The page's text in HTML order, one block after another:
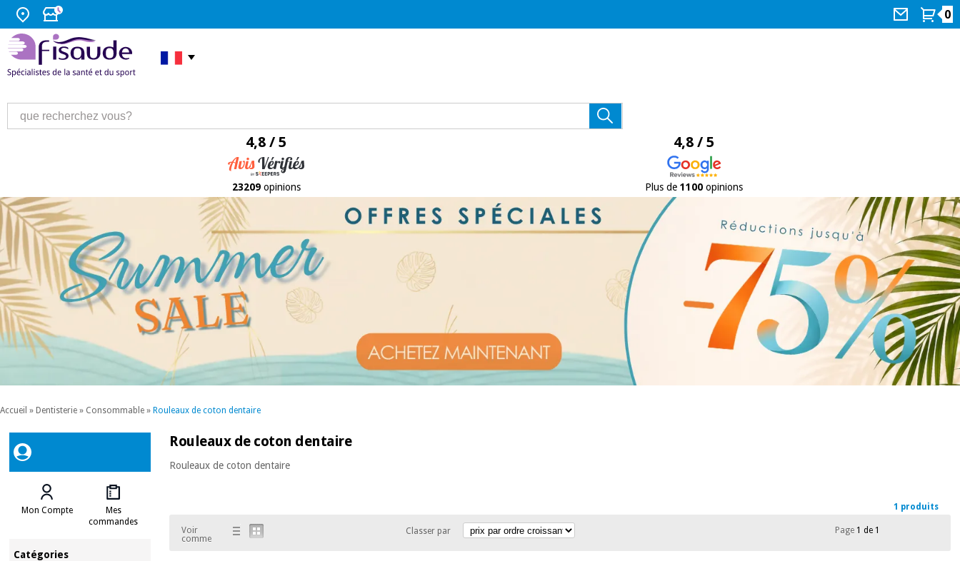
0
4,8 / 5
23209opinions
4,8 / 5
Plus de 1100opinions
Accueil » Dentisterie » Consommable » Rouleaux de coton dentaire
Mon Compte
Mes
commandes
Catégories
Rouleaux de coton dentaire
Rouleaux de coton dentaire
1 produits
Voir
comme
Classer par Page1 de 1